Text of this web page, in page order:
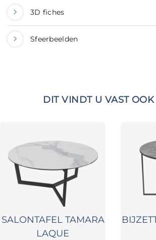
3D fiches
Sfeerbeelden
DIT VINDT U VAST
SALONTAFEL TAMARA
LAQUE